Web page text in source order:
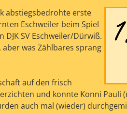
abstiegsbedrohte erste
Eschweiler beim Spiel
DJK SV Eschweiler/Dürwiß.
was Zählbares sprang
auf den frisch
und konnte Konni Pauli
auch mal (wieder)